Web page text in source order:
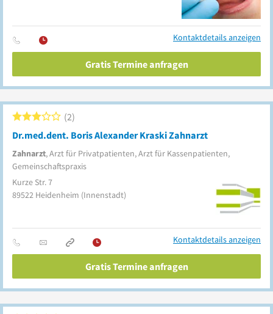
Kontaktdetails anzeigen
Gratis Termine anfragen
Dr.med.dent. Boris Alexander Kraski Zahnarzt
Zahnarzt, Arzt für Privatpatienten, Arzt für Kassenpatienten,
Gemeinschaftspraxis
2
Kurze Str. 7
89522 Heidenheim (Innenstadt)
Kontaktdetails anzeigen
Gratis Termine anfragen